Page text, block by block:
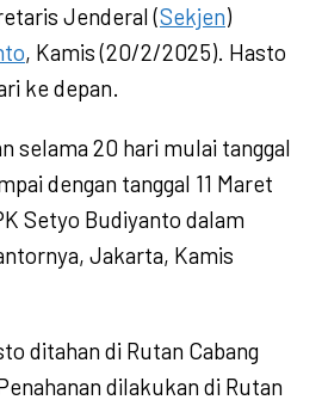
Jenderal (Sekjen)
, Kamis (20/2/2025). Hasto
ke depan.
selama 20 hari mulai tanggal
dengan tanggal 11 Maret
Setyo Budiyanto dalam
Jakarta, Kamis
ditahan di Rutan Cabang
dilakukan di Rutan